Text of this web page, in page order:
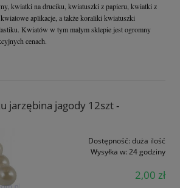
kwiatki na druciku, kwiatuszki z papieru, kwiatki z
aplikacje, a także koraliki kwiatuszki
Kwiatów w tym małym sklepie jest ogromny
cenach.
jarzębina jagody 12szt -
Dostępność: duża ilość
Wysyłka w: 24 godziny
2,00 zł